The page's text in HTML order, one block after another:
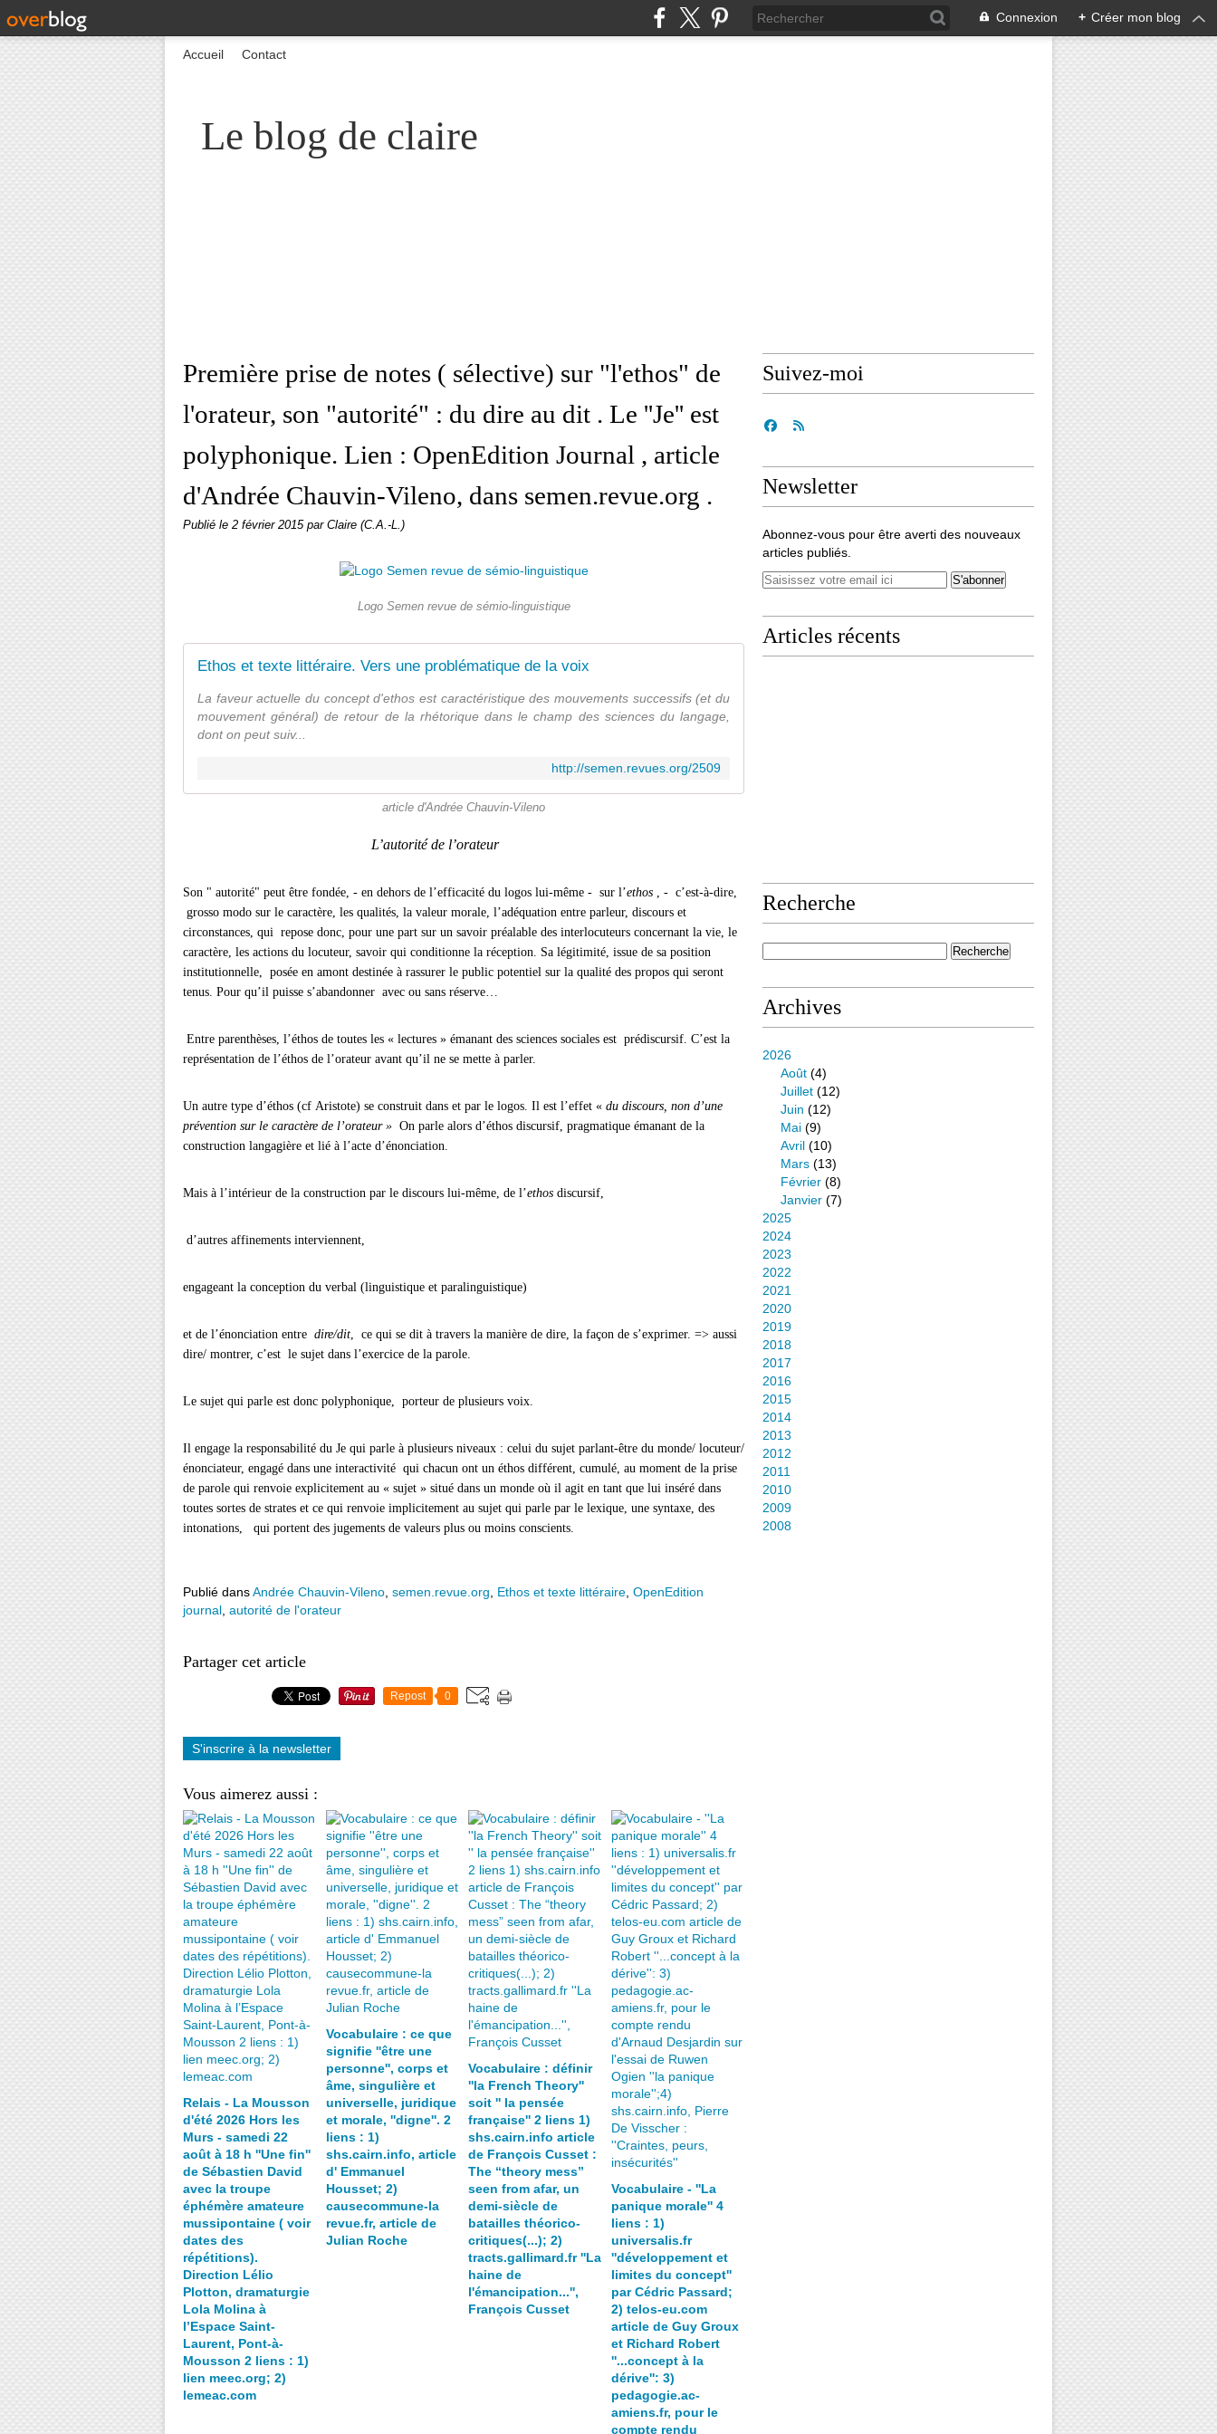
Connexion + Créer mon blog
Le blog de claire
Accueil Contact
Première prise de notes ( sélective) sur "l'ethos" de
l'orateur, son "autorité" : du dire au dit . Le ''Je'' est
polyphonique. Lien : OpenEdition Journal , article
d'Andrée Chauvin-Vileno, dans semen.revue.org .
Publié le 2 février 2015 par Claire (C.A.-L.)
Logo Semen revue de sémio-linguistique
Ethos et texte littéraire. Vers une problématique de la voix
La faveur actuelle du concept d'ethos est caractéristique des mouvements successifs (et du
mouvement général) de retour de la rhétorique dans le champ des sciences du langage,
dont on peut suiv...
http://semen.revues.org/2509
article d'Andrée Chauvin-Vileno
L’autorité de l’orateur
Son " autorité" peut être fondée, - en dehors de l’efficacité du logos lui-même - sur l’ethos , - c’est-à-dire,
grosso modo sur le caractère, les qualités, la valeur morale, l’adéquation entre parleur, discours et
circonstances, qui repose donc, pour une part sur un savoir préalable des interlocuteurs concernant la vie, le
caractère, les actions du locuteur, savoir qui conditionne la réception. Sa légitimité, issue de sa position
institutionnelle, posée en amont destinée à rassurer le public potentiel sur la qualité des propos qui seront
tenus. Pour qu’il puisse s’abandonner avec ou sans réserve…
Entre parenthèses, l’éthos de toutes les « lectures » émanant des sciences sociales est prédiscursif. C’est la
représentation de l’éthos de l’orateur avant qu’il ne se mette à parler.
Un autre type d’éthos (cf Aristote) se construit dans et par le logos. Il est l’effet « du discours, non d’une
prévention sur le caractère de l’orateur » On parle alors d’éthos discursif, pragmatique émanant de la
construction langagière et lié à l’acte d’énonciation.
Mais à l’intérieur de la construction par le discours lui-même, de l’ethos discursif,
d’autres affinements interviennent,
engageant la conception du verbal (linguistique et paralinguistique)
et de l’énonciation entre dire/dit, ce qui se dit à travers la manière de dire, la façon de s’exprimer. => aussi
dire/ montrer, c’est le sujet dans l’exercice de la parole.
Le sujet qui parle est donc polyphonique, porteur de plusieurs voix.
Il engage la responsabilité du Je qui parle à plusieurs niveaux : celui du sujet parlant-être du monde/ locuteur/
énonciateur, engagé dans une interactivité qui chacun ont un éthos différent, cumulé, au moment de la prise
de parole qui renvoie explicitement au « sujet » situé dans un monde où il agit en tant que lui inséré dans
toutes sortes de strates et ce qui renvoie implicitement au sujet qui parle par le lexique, une syntaxe, des
intonations, qui portent des jugements de valeurs plus ou moins conscients.
Publié dansAndrée Chauvin-Vileno semen.revue.org Ethos et texte littéraire OpenEdition
journal autorité de l'orateur
Partager cet article
Repost 0
S'inscrire à la newsletter
Vous aimerez aussi :
Relais - La Mousson
d'été 2026 Hors les
Murs - samedi 22
août à 18 h ''Une fin''
de Sébastien David
avec la troupe
éphémère amateure
mussipontaine ( voir
dates des
répétitions).
Direction Lélio
Plotton, dramaturgie
Lola Molina à
l’Espace Saint-
Laurent, Pont-à-
Mousson 2 liens : 1)
lien meec.org; 2)
lemeac.com
Vocabulaire : ce que
signifie ''être une
personne'', corps et
âme, singulière et
universelle, juridique
et morale, ''digne''. 2
liens : 1)
shs.cairn.info, article
d' Emmanuel
Housset; 2)
causecommune-la
revue.fr, article de
Julian Roche
Vocabulaire : définir
''la French Theory''
soit '' la pensée
française'' 2 liens 1)
shs.cairn.info article
de François Cusset :
The “theory mess”
seen from afar, un
demi-siècle de
batailles théorico-
critiques(...); 2)
tracts.gallimard.fr ''La
haine de
l'émancipation...'',
François Cusset
Vocabulaire - ''La
panique morale'' 4
liens : 1)
universalis.fr
''développement et
limites du concept''
par Cédric Passard;
2) telos-eu.com
article de Guy Groux
et Richard Robert
''...concept à la
dérive'': 3)
pedagogie.ac-
amiens.fr, pour le
compte rendu
Suivez-moi
Newsletter
Abonnez-vous pour être averti des nouveaux
articles publiés.
Articles récents
Recherche
Archives
2026
Août (4)
Juillet (12)
Juin (12)
Mai (9)
Avril (10)
Mars (13)
Février (8)
Janvier (7)
2025
2024
2023
2022
2021
2020
2019
2018
2017
2016
2015
2014
2013
2012
2011
2010
2009
2008